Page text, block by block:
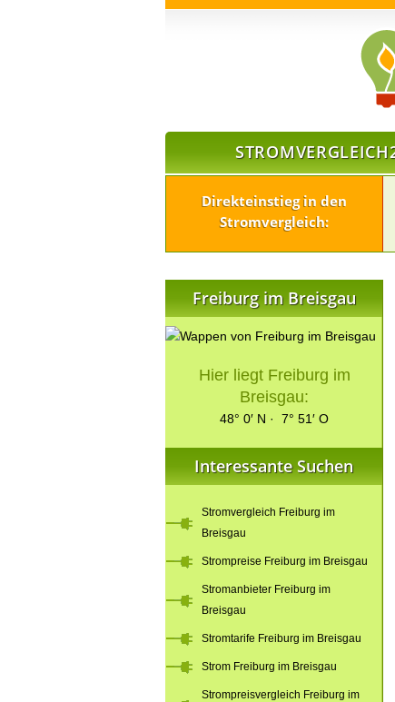
Direkteinstieg in den
Stromvergleich:
Freiburg im Breisgau
Hier liegt Freiburg im
Breisgau:
48° 0′ N · 7° 51′ O
Interessante Suchen
Stromvergleich Freiburg im
Breisgau
Strompreise Freiburg im Breisgau
Stromanbieter Freiburg im
Breisgau
Stromtarife Freiburg im Breisgau
Strom Freiburg im Breisgau
Strompreisvergleich Freiburg im